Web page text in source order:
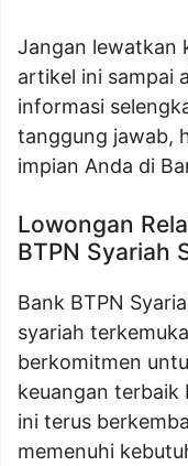
Jangan lewatkan
artikel ini sampai
informasi
tanggung jawab,
impian Anda di
Lowongan
BTPN Syariah
Bank BTPN
syariah
berkomitmen
keuangan terbaik
ini terus
memenuhi